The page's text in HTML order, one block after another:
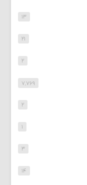
۱۳
۲۱
۲
۷,۷۶۹
۲
۱
۳
۱۴